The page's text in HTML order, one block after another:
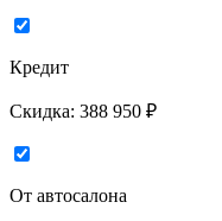
Кредит
Скидка: 388 950 ₽
От автосалона